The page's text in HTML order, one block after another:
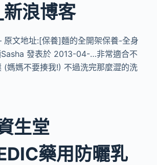
浪博客
原文地址:[保養]麵的全開架保養-全身
發表於 2013-04-…非常適合不
(媽媽不要揍我!) 不過洗完那麼澀的洗
生堂
藥用防曬乳